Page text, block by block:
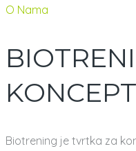
O Nama
KONCEPT
Biotrening je tvrtka za